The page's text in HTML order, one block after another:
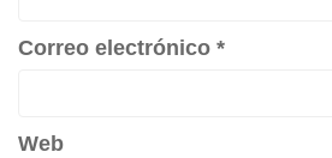
Correo electrónico *
Web